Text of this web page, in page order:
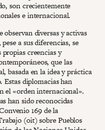
son crecientemente
e internacional.
diversas y activas
a sus diferencias, se
creencias y
que las
basada en la idea y práctica
diplomacias han
el «orden internacional».
han sido reconocidas
169 de la
(oit) sobre Pueblos